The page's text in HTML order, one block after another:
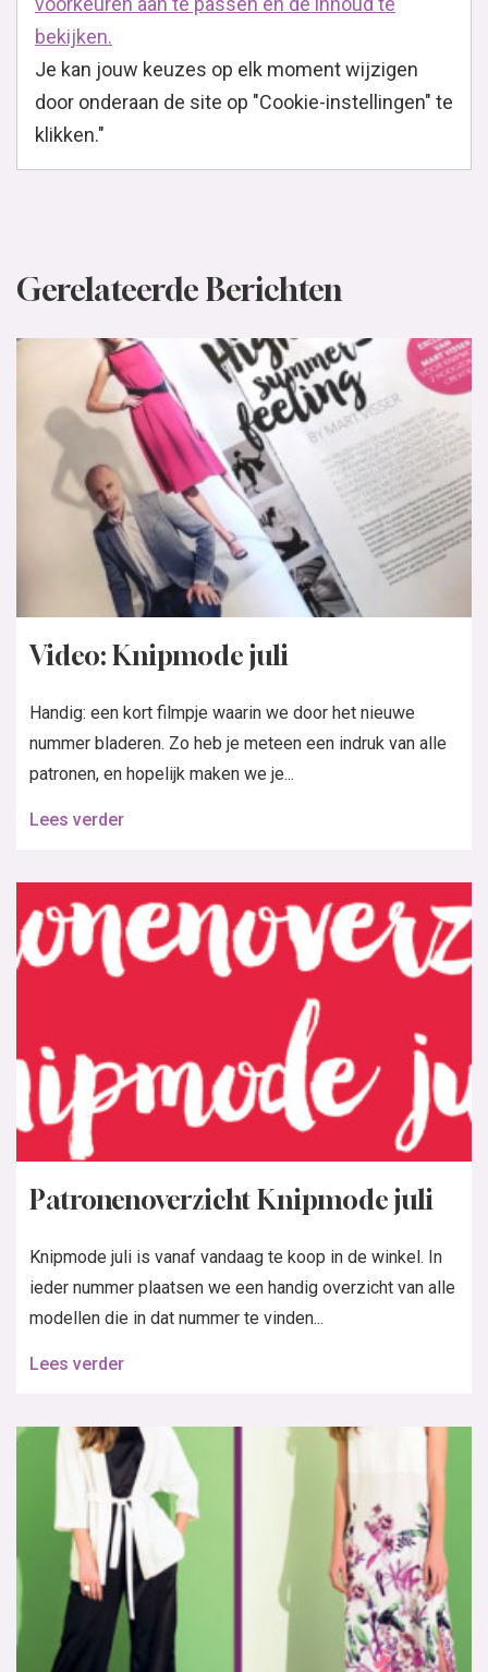
bekijken.
Je kan jouw keuzes op elk moment wijzigen
door onderaan de site op "Cookie-instellingen" te
klikken."
Gerelateerde Berichten
Video: Knipmode juli
Handig: een kort filmpje waarin we door het nieuwe
nummer bladeren. Zo heb je meteen een indruk van alle
patronen, en hopelijk maken we je...
Lees verder
Patronenoverzicht Knipmode juli
Knipmode juli is vanaf vandaag te koop in de winkel. In
ieder nummer plaatsen we een handig overzicht van alle
modellen die in dat nummer te vinden...
Lees verder